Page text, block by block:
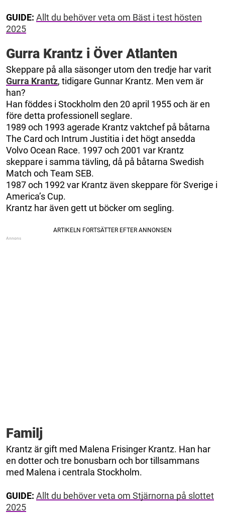
GUIDE: Allt du behöver veta om Bäst i test hösten
2025
Gurra Krantz i Över Atlanten
Skeppare på alla säsonger utom den tredje har varit
Gurra Krantz, tidigare Gunnar Krantz. Men vem är
han?
Han föddes i Stockholm den 20 april 1955 och är en
före detta professionell seglare.
1989 och 1993 agerade Krantz vaktchef på båtarna
The Card och Intrum Justitia i det högt ansedda
Volvo Ocean Race. 1997 och 2001 var Krantz
skeppare i samma tävling, då på båtarna Swedish
Match och Team SEB.
1987 och 1992 var Krantz även skeppare för Sverige i
America’s Cup.
Krantz har även gett ut böcker om segling.
Familj
Krantz är gift med Malena Frisinger Krantz. Han har
en dotter och tre bonusbarn och bor tillsammans
med Malena i centrala Stockholm.
GUIDE: Allt du behöver veta om Stjärnorna på slottet
2025